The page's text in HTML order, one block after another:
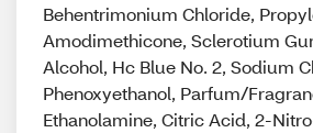
Behentrimonium Chloride,
Amodimethicone, Sclerotium
Alcohol, Hc Blue No. 2, Sodium
Phenoxyethanol, Parfum/
Ethanolamine, Citric Acid, 2-